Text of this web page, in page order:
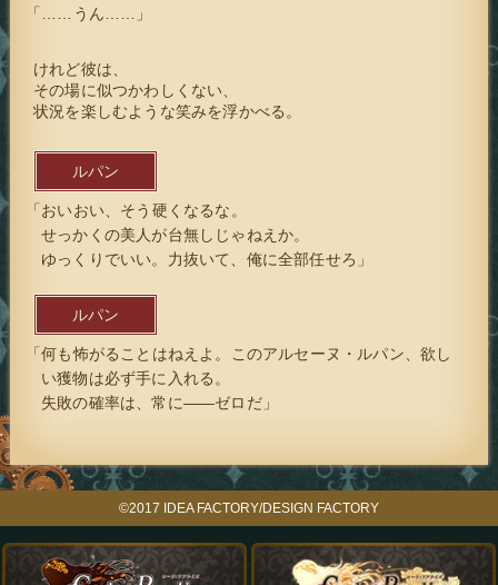
「……うん……」
けれど彼は、
その場に似つかわしくない、
状況を楽しむような笑みを浮かべる。
ルパン
「おいおい、そう硬くなるな。
せっかくの美人が台無しじゃねえか。
ゆっくりでいい。力抜いて、俺に全部任せろ」
ルパン
「何も怖がることはねえよ。このアルセーヌ・ルパン、欲し
い獲物は必ず手に入れる。
失敗の確率は、常に――ゼロだ」
©2017 IDEA FACTORY/DESIGN FACTORY